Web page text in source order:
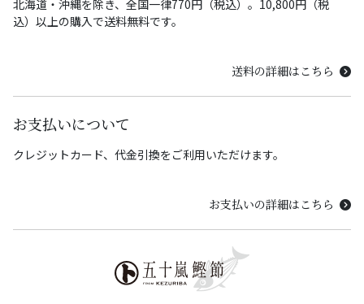
北海道・沖縄を除き、全国一律770円（税込）。10,800円（税
込）以上の購入で送料無料です。
送料の詳細はこちら
お支払いについて
クレジットカード、代金引換をご利用いただけます。
お支払いの詳細はこちら